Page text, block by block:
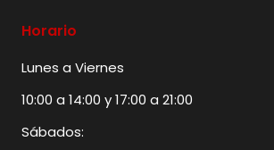
Horario
Lunes a Viernes
10:00 a 14:00 y 17:00 a 21:00
Sábados: